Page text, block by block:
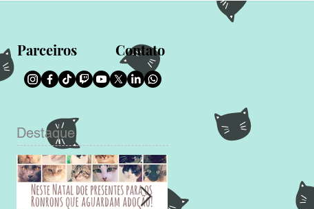
Parceiros Contato
Destaque